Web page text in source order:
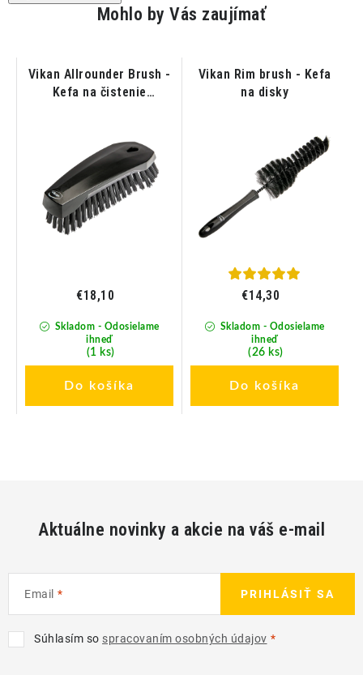
Mohlo by Vás zaujímať
Vikan Allrounder Brush -
Kefa na čistenie
Skladom - Odosielame
ihneď
(1 ks)
€18,10
Do košíka
Vikan Rim brush - Kefa
na disky
Skladom - Odosielame
ihneď
(26 ks)
€14,30
Do košíka
Aktuálne novinky a akcie na váš e-mail
Email
Súhlasím so spracovaním osobných údajov
PRIHLÁSIŤ SA